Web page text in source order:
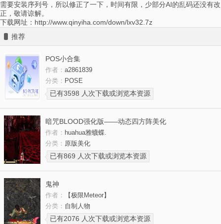
需要安装序列号，所以修正了一下，时间有限，少部分AI的乱码还没有改
正，敬请谅解。
下载网址：http://www.qinyiha.com/down/lxv32.7z
推荐
POS小合集
作者： a2861839
分类： POSE
已有3598 人次下载或浏览本资源
暗咒BLOOD强化版——动态四方阵美化
作者： huahua雅蠛蝶.
分类： 原版美化
已有869 人次下载或浏览本资源
鬼神
作者：
【极限Meteor】
分类： 自制人物
已有2076 人次下载或浏览本资源